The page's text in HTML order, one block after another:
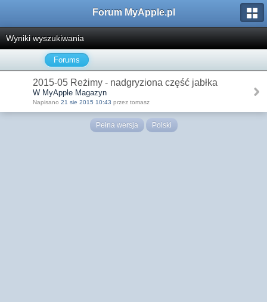
Forum MyApple.pl
Wyniki wyszukiwania
Forums
2015-05 Reżimy - nadgryziona część jabłka
W MyApple Magazyn
Napisano 21 sie 2015 10:43 przez tomasz
Pełna wersja Polski